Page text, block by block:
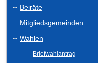
Beiräte
Mitgliedsgemeinden
Wahlen
Briefwahlantrag